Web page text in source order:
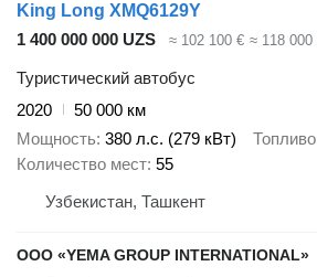
King Long XMQ6129Y
1 400 000 000 UZS
≈ 102 100 € ≈ 118 000
Туристический автобус
2020
50 000 км
Мощность 380 л.с. (279 кВт) Топливо
Количество мест 55
Узбекистан, Ташкент
ООО «YEMA GROUP INTERNATIONAL»